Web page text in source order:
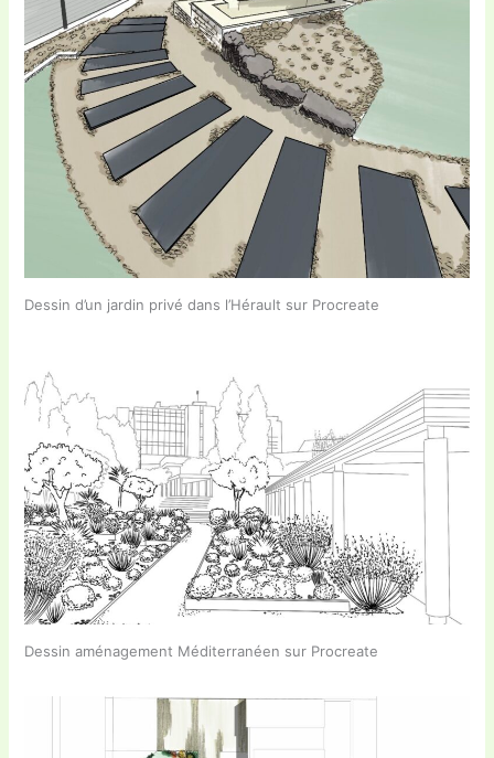
Dessin d’un jardin privé dans l’Hérault sur Procreate
Dessin aménagement Méditerranéen sur Procreate